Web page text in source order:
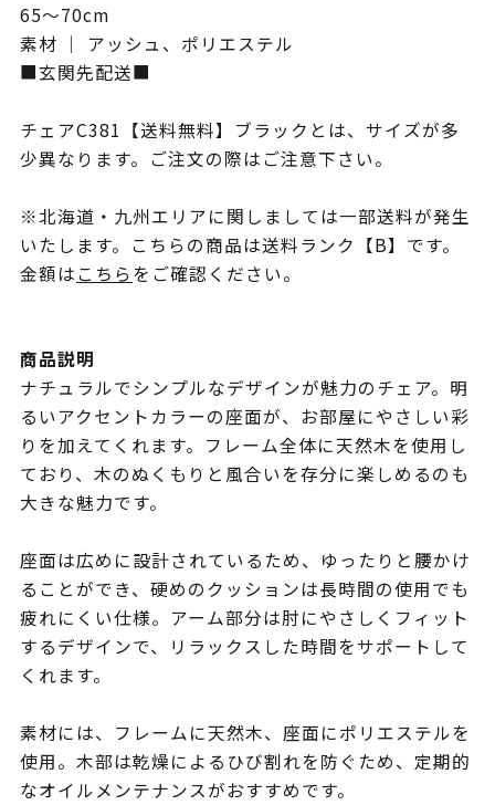
65～70cm
素材 ｜ アッシュ、ポリエステル
■玄関先配送■
チェアC381【送料無料】ブラックとは、サイズが多
少異なります。ご注文の際はご注意下さい。
※北海道・九州エリアに関しましては一部送料が発生
いたします。こちらの商品は送料ランク【B】です。
金額はこちらをご確認ください。
商品説明
ナチュラルでシンプルなデザインが魅力のチェア。明
るいアクセントカラーの座面が、お部屋にやさしい彩
りを加えてくれます。フレーム全体に天然木を使用し
ており、木のぬくもりと風合いを存分に楽しめるのも
大きな魅力です。
座面は広めに設計されているため、ゆったりと腰かけ
ることができ、硬めのクッションは長時間の使用でも
疲れにくい仕様。アーム部分は肘にやさしくフィット
するデザインで、リラックスした時間をサポートして
くれます。
素材には、フレームに天然木、座面にポリエステルを
使用。木部は乾燥によるひび割れを防ぐため、定期的
なオイルメンテナンスがおすすめです。